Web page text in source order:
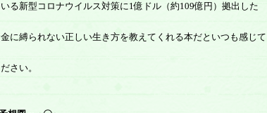
る新型コロナウイルス対策に1億ドル（約109億円）拠出した
に縛られない正しい生き方を教えてくれる本だといつも感じて
さい。